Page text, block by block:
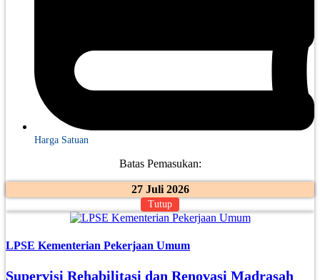
Harga Satuan
Batas Pemasukan:
27 Juli 2026
Tutup
LPSE Kementerian Pekerjaan Umum
Supervisi Rehabilitasi dan Renovasi Madrasah